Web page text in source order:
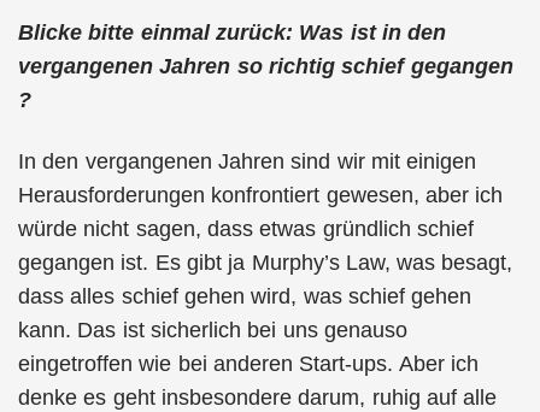
Blicke bitte einmal zurück: Was ist in den
vergangenen Jahren so richtig schief gegangen
?
In den vergangenen Jahren sind wir mit einigen
Herausforderungen konfrontiert gewesen, aber ich
würde nicht sagen, dass etwas gründlich schief
gegangen ist. Es gibt ja Murphy’s Law, was besagt,
dass alles schief gehen wird, was schief gehen
kann. Das ist sicherlich bei uns genauso
eingetroffen wie bei anderen Start-ups. Aber ich
denke es geht insbesondere darum, ruhig auf alle